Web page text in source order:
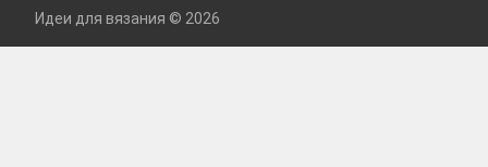
Идеи для вязания © 2026